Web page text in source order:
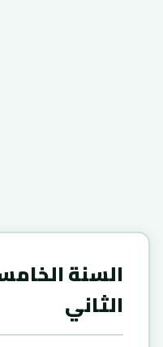
السنة
الثاني